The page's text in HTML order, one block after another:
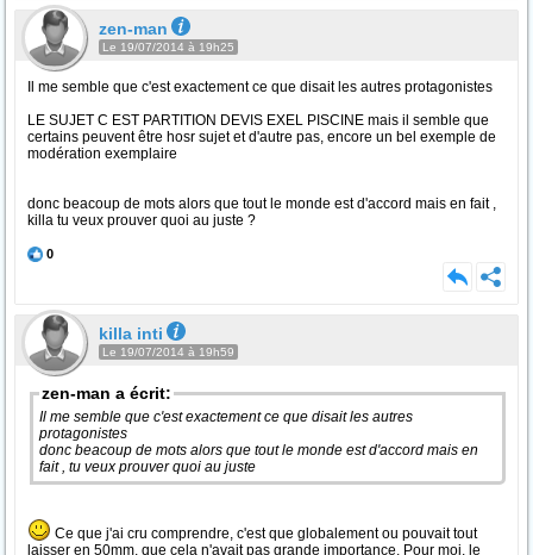
zen-man
Le 19/07/2014 à 19h25
Il me semble que c'est exactement ce que disait les autres protagonistes
LE SUJET C EST PARTITION DEVIS EXEL PISCINE mais il semble que
certains peuvent être hosr sujet et d'autre pas, encore un bel exemple de
modération exemplaire
donc beacoup de mots alors que tout le monde est d'accord mais en fait ,
killa tu veux prouver quoi au juste ?
0
killa inti
Le 19/07/2014 à 19h59
zen-man a écrit:
Il me semble que c'est exactement ce que disait les autres
protagonistes
donc beacoup de mots alors que tout le monde est d'accord mais en
fait , tu veux prouver quoi au juste
Ce que j'ai cru comprendre, c'est que globalement ou pouvait tout
laisser en 50mm, que cela n'avait pas grande importance. Pour moi, le